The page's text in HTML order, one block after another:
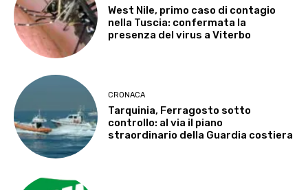
West Nile, primo caso di contagio
nella Tuscia: confermata la
presenza del virus a Viterbo
CRONACA
Tarquinia, Ferragosto sotto
controllo: al via il piano
straordinario della Guardia costiera